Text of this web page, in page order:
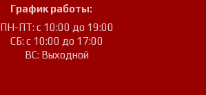
График работы:
ПН-ПТ: с 10:00 до 19:00
СБ: с 10:00 до 17:00
ВС: Выходной